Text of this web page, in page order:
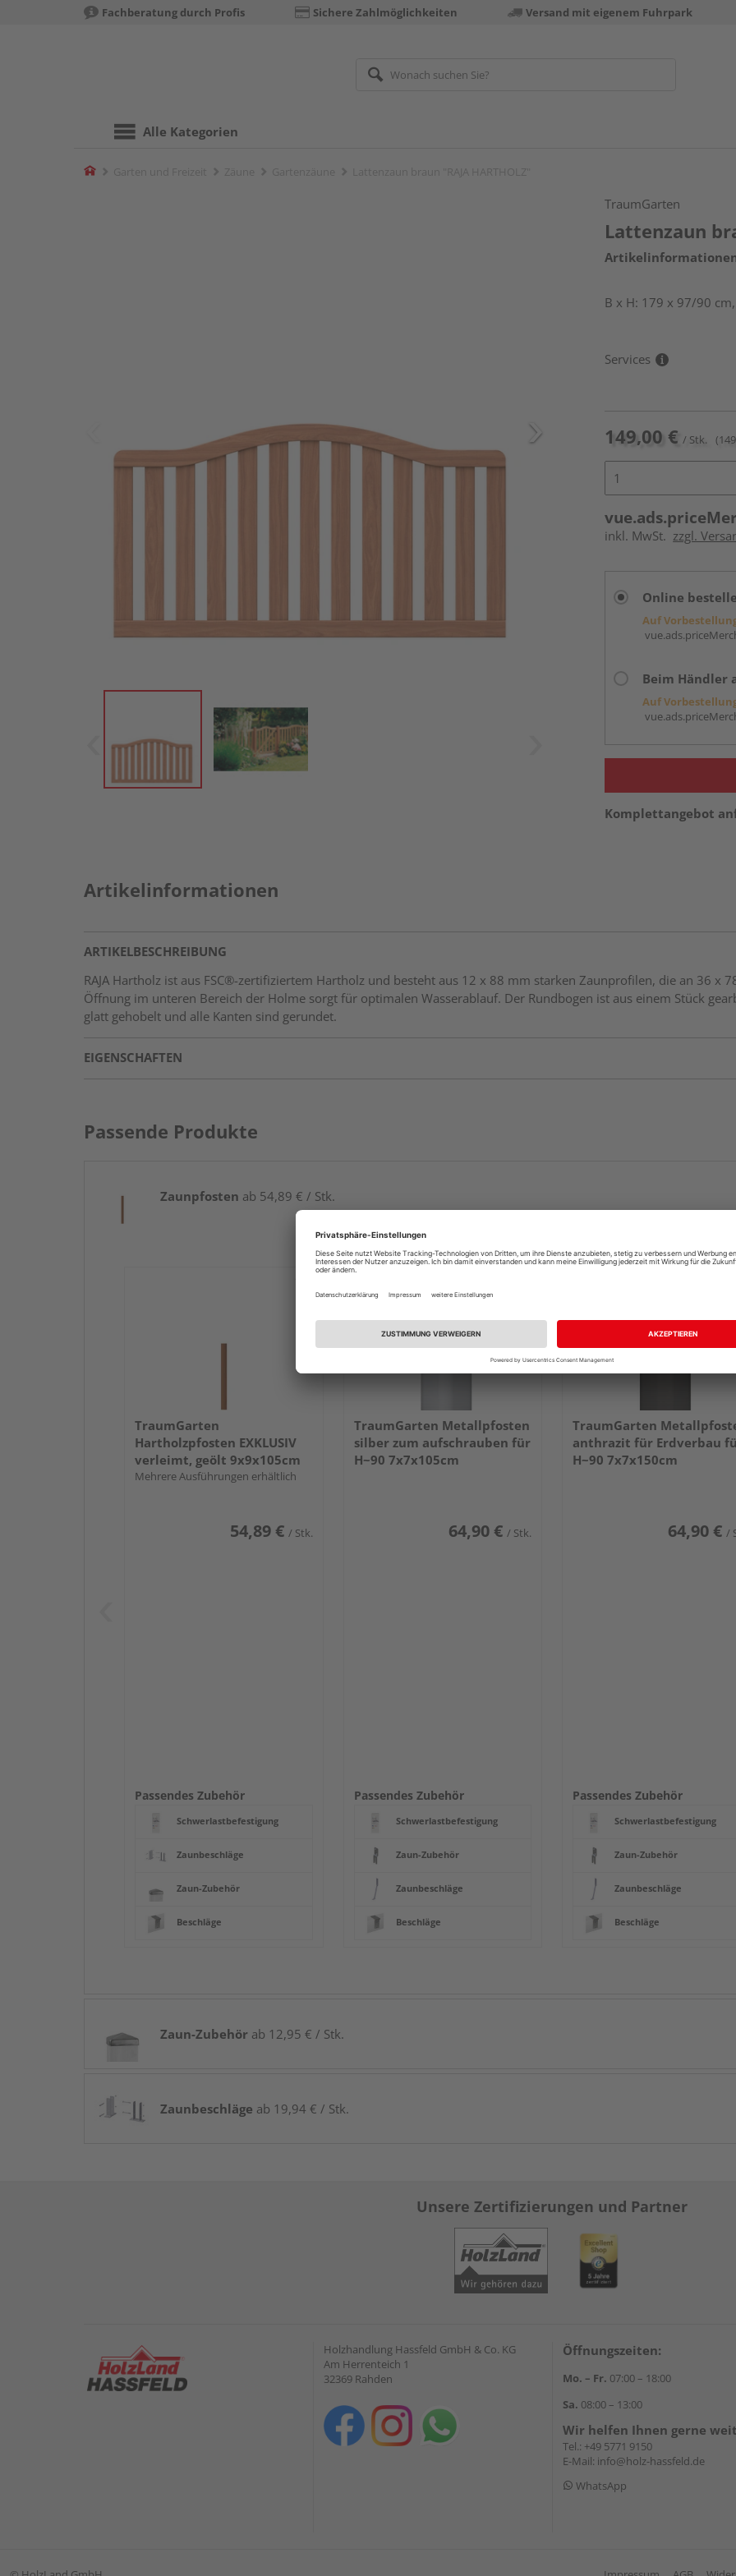
Fachberatung durch Profis Sichere Zahlmöglichkeiten Versand mit eigenem Fuhrpark
Alle Kategorien
Home
TraumGarten
Lattenzaun
B x H: 179 x 97/90
Services
149,00 € / Stk.
inkl. MwSt. zzgl.
Online
Auf
Beim Händler
Auf
Komplettangebot
Artikelinformationen
ARTIKELBESCHREIBUNG
RAJA Hartholz ist aus FSC®-zertifiziertem Hartholz und besteht aus 12 x 88 mm starken Zaunprofilen, die an 36 x
Öffnung im unteren Bereich der Holme sorgt für optimalen Wasserablauf. Der Rundbogen ist aus einem Stück
glatt gehobelt und alle Kanten sind gerundet.
EIGENSCHAFTEN
Passende Produkte
Zaunpfosten ab 54,89 € / Stk.
TraumGarten
Hartholzpfosten EXKLUSIV
verleimt, geölt 9x9x105cm
Mehrere Ausführungen erhältlich
54,89 € / Stk.
Passendes Zubehör
Schwerlastbefestigung
Zaunbeschläge
Zaun-Zubehör
Beschläge
TraumGarten Metallpfosten
silber zum aufschrauben für
H~90 7x7x105cm
64,90 € / Stk.
Passendes Zubehör
Schwerlastbefestigung
Zaun-Zubehör
Zaunbeschläge
Beschläge
TraumGarten
anthrazit für Erdverbau
H~90 7x7x150cm
64,90 € /
Passendes Zubehör
Schwerlastbefestigung
Zaun-Zubehör
Zaunbeschläge
Beschläge
Zaun-Zubehör ab 12,95 € / Stk.
Zaunbeschläge ab 19,94 € / Stk.
Unsere Zertifizierungen und Partner
Holzhandlung Hassfeld GmbH & Co. KG
Am Herrenteich 1
32369 Rahden
Öffnungszeiten:
Mo. – Fr. 07:00 – 18:00
Sa. 08:00 – 13:00
Wir helfen Ihnen gerne
Tel.: +49 5771 9150
E-Mail: info@holz-hassfeld.de
WhatsApp